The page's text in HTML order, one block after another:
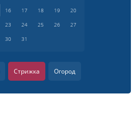
16 17 18 19
20
23 24 25 26
27
30 31
Стрижка Огород